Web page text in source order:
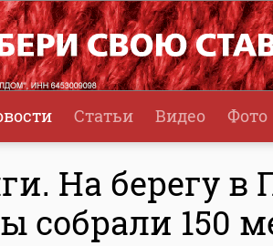
Статьи Видео Фото
На берегу в
собрали 150